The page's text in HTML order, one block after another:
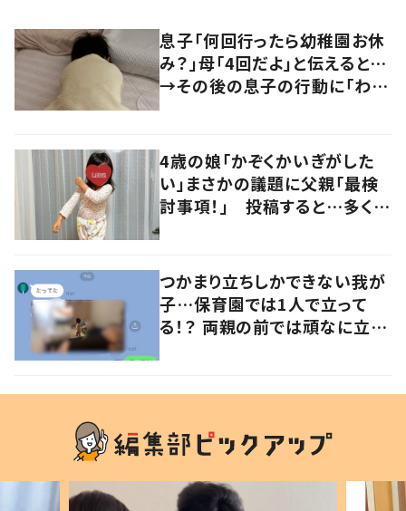
息子「何回行ったら幼稚園お休
み？」母「4回だよ」と伝えると…
→その後の息子の行動に「わか
4歳の娘「かぞくかいぎがした
い」まさかの議題に父親「最検
討事項！」 投稿すると…多くの
つかまり立ちしかできない我が
子…保育園では1人で立って
る！？ 両親の前では頑なに立た